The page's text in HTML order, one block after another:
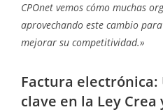
CPOnet vemos cómo muchas
aprovechando este cambio
mejorar su competitividad.»
Factura
clave en la Ley Crea